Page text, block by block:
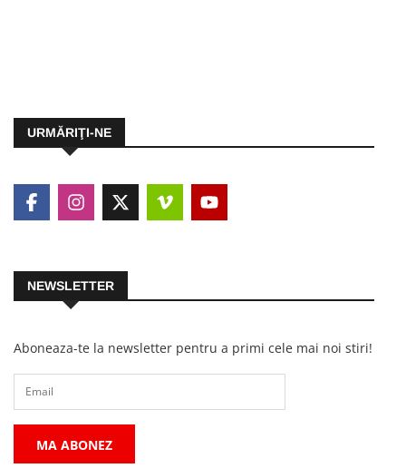
URMĂRIŢI-NE
NEWSLETTER
Aboneaza-te la newsletter pentru a primi cele mai noi stiri!
MA ABONEZ